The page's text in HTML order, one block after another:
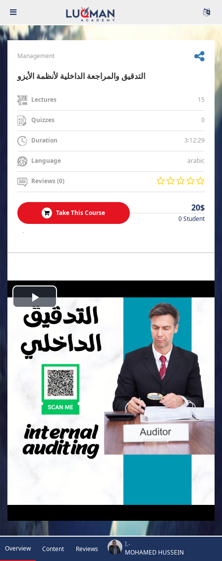
Management
التدقيق والمراجعة الداخلية لأنظمة الأيزو
Lectures 15
Quizzes 0
Duration 3:12:29
Language arabic
Reviews (0)
Take This Course 20$
0 Student
.
Play
Video
Overview Content Reviews
I.-
MOHAMED HUSSEIN